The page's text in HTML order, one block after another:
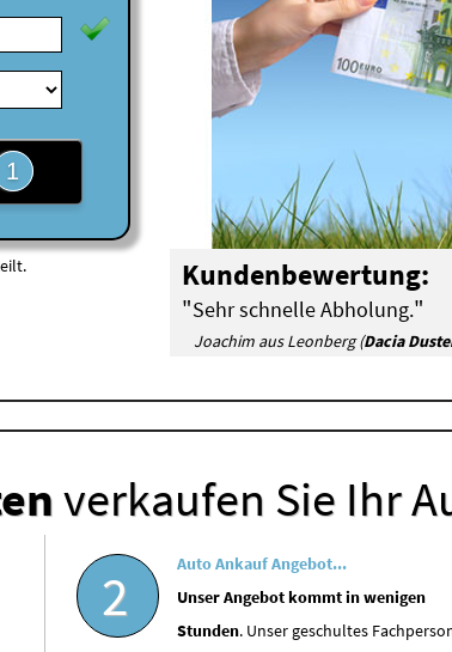
1
Kundenbewertung:
"Sehr schnelle Abholung."
Joachim aus Leonberg (Dacia
verkaufen Sie Ihr
2
Auto Ankauf Angebot...
Unser Angebot kommt in wenigen
Stunden. Unser geschultes